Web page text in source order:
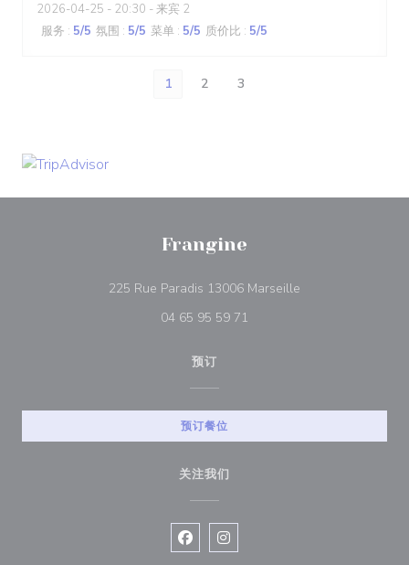
2026-04-25 - 20:30 - 来宾 2
服务 : 5/5 氛围 : 5/5 菜单 : 5/5 质价比 : 5/5
1 2 3
Frangine
225 Rue Paradis 13006 Marseille
04 65 95 59 71
预订
预订餐位
关注我们
Facebook ((在新窗口中打开))
Instagram ((在新窗口中打开))